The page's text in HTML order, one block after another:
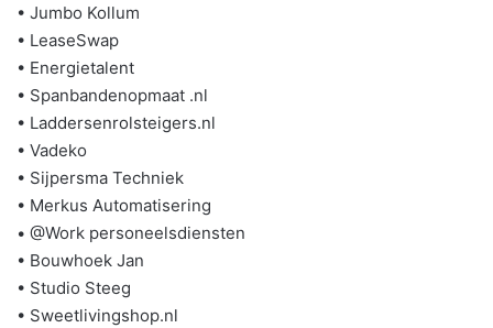
• Jumbo Kollum
• LeaseSwap
• Energietalent
• Spanbandenopmaat .nl
• Laddersenrolsteigers.nl
• Vadeko
• Sijpersma Techniek
• Merkus Automatisering
• @Work personeelsdiensten
• Bouwhoek Jan
• Studio Steeg
• Sweetlivingshop.nl